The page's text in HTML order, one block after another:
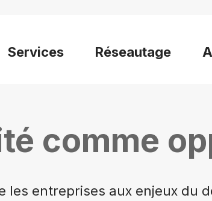
Services Réseautage
comme
les entreprises aux enjeux du